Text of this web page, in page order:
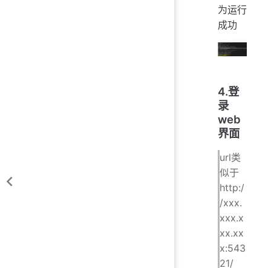
为运行
成功
4.登
录
web
界面
url类
似于
http:/
/xxx.
xxx.x
xx.xx
x:543
21/